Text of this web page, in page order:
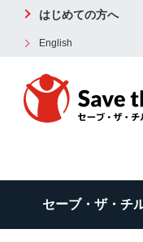
はじめての方へ
English
セーブ・ザ・チ